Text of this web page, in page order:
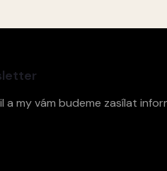
a my vám budeme zasílat